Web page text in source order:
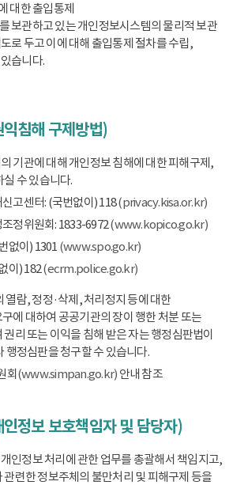
대한 출입통제
보관하고 있는 개인정보시스템의 물리적 보관
로 두고 이에 대해 출입통제 절차를 수립,
습니다.
침해 구제방법)
기관에 대해 개인정보 침해에 대한 피해구제,
수 있습니다.
신고센터: (국번없이) 118(privacy.kisa.or.kr)
조정위원회: 1833-6972(www.kopico.go.kr)
없이) 1301 (www.spo.go.kr)
이) 182(ecrm.police.go.kr)
람, 정정·삭제, 처리정지 등에 대한
에 대하여 공공기관의 장이 행한 처분 또는
리 또는 이익을 침해 받은 자는 행정심판법이
행정심판을 청구할 수 있습니다.
회(www.simpan.go.kr) 안내 참조
정보 보호책임자 및 담당자)
인정보 처리에 관한 업무를 총괄해서 책임지고,
관련한 정보주체의 불만처리 및 피해구제 등을